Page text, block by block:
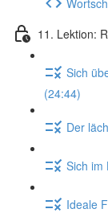
11. Lektion:
Sich
(24:44)
Der
Sich im
Ideale